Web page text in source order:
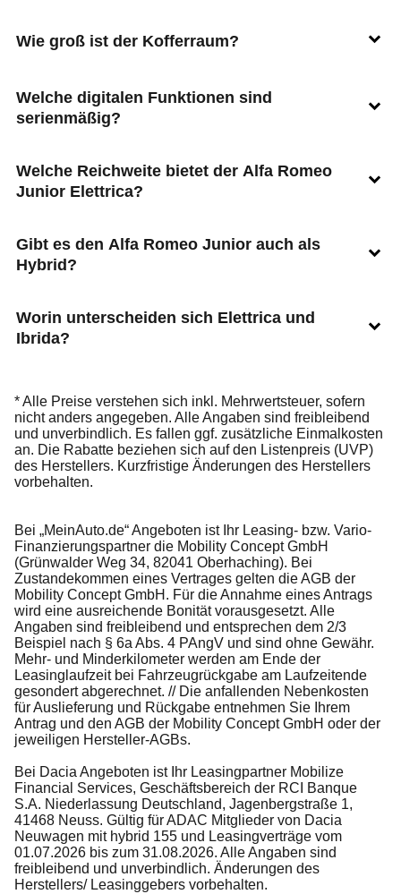
Wie groß ist der Kofferraum?
Welche digitalen Funktionen sind
serienmäßig?
Welche Reichweite bietet der Alfa Romeo
Junior Elettrica?
Gibt es den Alfa Romeo Junior auch als
Hybrid?
Worin unterscheiden sich Elettrica und
Ibrida?
* Alle Preise verstehen sich inkl. Mehrwertsteuer, sofern
nicht anders angegeben. Alle Angaben sind freibleibend
und unverbindlich. Es fallen ggf. zusätzliche Einmalkosten
an. Die Rabatte beziehen sich auf den Listenpreis (UVP)
des Herstellers. Kurzfristige Änderungen des Herstellers
vorbehalten.
Bei „MeinAuto.de“ Angeboten ist Ihr Leasing- bzw. Vario-
Finanzierungspartner die Mobility Concept GmbH
(Grünwalder Weg 34, 82041 Oberhaching). Bei
Zustandekommen eines Vertrages gelten die AGB der
Mobility Concept GmbH. Für die Annahme eines Antrags
wird eine ausreichende Bonität vorausgesetzt. Alle
Angaben sind freibleibend und entsprechen dem 2/3
Beispiel nach § 6a Abs. 4 PAngV und sind ohne Gewähr.
Mehr- und Minderkilometer werden am Ende der
Leasinglaufzeit bei Fahrzeugrückgabe am Laufzeitende
gesondert abgerechnet. // Die anfallenden Nebenkosten
für Auslieferung und Rückgabe entnehmen Sie Ihrem
Antrag und den AGB der Mobility Concept GmbH oder der
jeweiligen Hersteller-AGBs.
Bei Dacia Angeboten ist Ihr Leasingpartner Mobilize
Financial Services, Geschäftsbereich der RCI Banque
S.A. Niederlassung Deutschland, Jagenbergstraße 1,
41468 Neuss. Gültig für ADAC Mitglieder von Dacia
Neuwagen mit hybrid 155 und Leasingverträge vom
01.07.2026 bis zum 31.08.2026. Alle Angaben sind
freibleibend und unverbindlich. Änderungen des
Herstellers/ Leasinggebers vorbehalten.